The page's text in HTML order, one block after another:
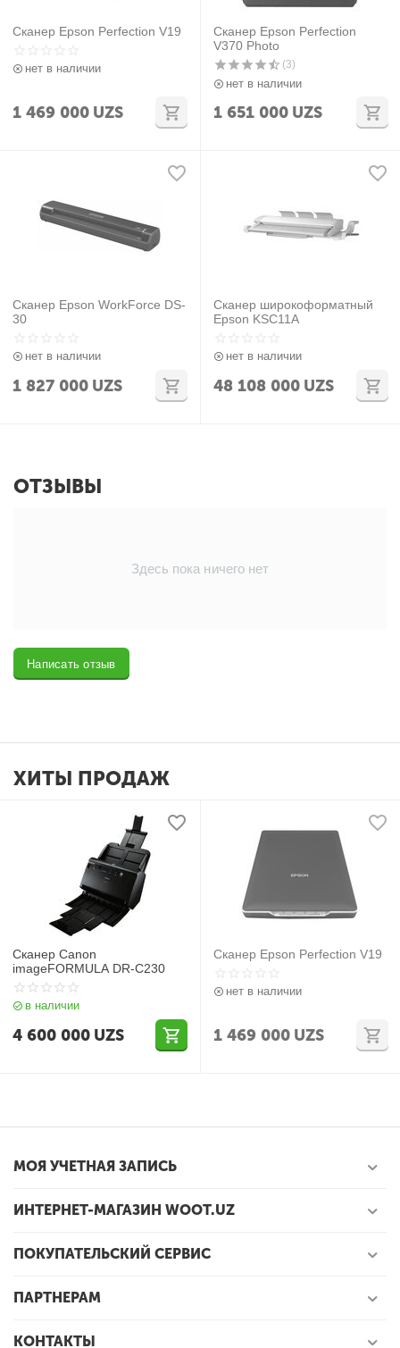
Сканер Epson Perfection V19
нет в наличии
1 469 000 UZS
Сканер Epson Perfection
V370 Photo
(3)
нет в наличии
1 651 000 UZS
Сканер Epson WorkForce DS-
30
нет в наличии
1 827 000 UZS
Сканер широкоформатный
Epson KSC11A
нет в наличии
48 108 000 UZS
ОТЗЫВЫ
Здесь пока ничего нет
Написать отзыв
ХИТЫ ПРОДАЖ
Сканер Canon
imageFORMULA DR-C230
в наличии
4 600 000 UZS
Сканер Epson Perfection V19
нет в наличии
1 469 000 UZS
МОЯ УЧЕТНАЯ ЗАПИСЬ
ИНТЕРНЕТ-МАГАЗИН WOOT.UZ
ПОКУПАТЕЛЬСКИЙ СЕРВИС
ПАРТНЕРАМ
КОНТАКТЫ